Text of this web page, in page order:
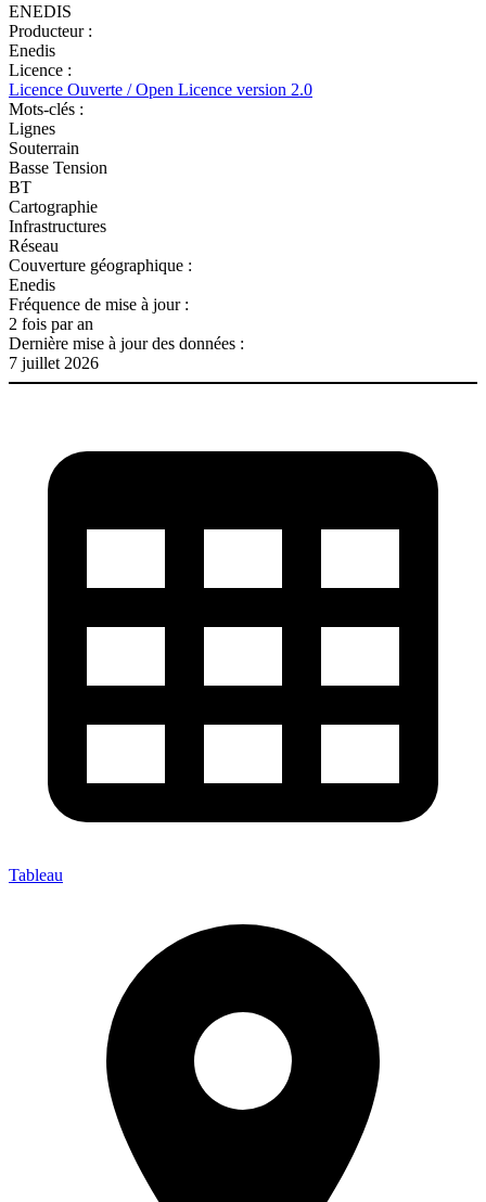
ENEDIS
Producteur :
Enedis
Licence :
Licence Ouverte / Open Licence version 2.0
Mots-clés :
Lignes
Souterrain
Basse Tension
BT
Cartographie
Infrastructures
Réseau
Couverture géographique :
Enedis
Fréquence de mise à jour :
2 fois par an
Dernière mise à jour des données :
7 juillet 2026
Tableau